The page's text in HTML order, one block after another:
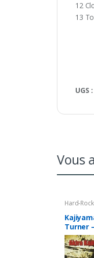
12
13
UGS :
Vous
Hard-
Turner
Flame –